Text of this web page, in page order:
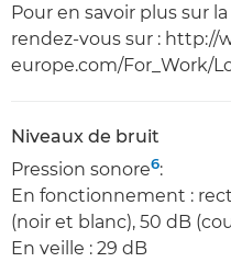
Pour en savoir plus sur
rendez-vous sur : http://
europe.com/For_Work/
Niveaux de bruit
Pression sonore6:
En fonctionnement :
(noir et blanc), 50 dB
En veille : 29 dB